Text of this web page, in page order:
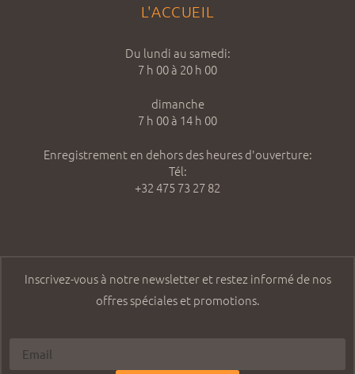
L'ACCUEIL
Du lundi au samedi:
7 h 00 à 20 h 00
dimanche
7 h 00 à 14 h 00
Enregistrement en dehors des heures d'ouverture:
Tél:
+32 475 73 27 82
Inscrivez-vous à notre newsletter et restez informé de nos
offres spéciales et promotions.